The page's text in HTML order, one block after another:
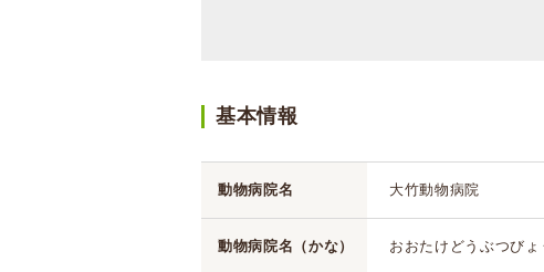
基本情報
動物病院名 大竹動物病院
動物病院名（かな） おおたけどうぶつびょ